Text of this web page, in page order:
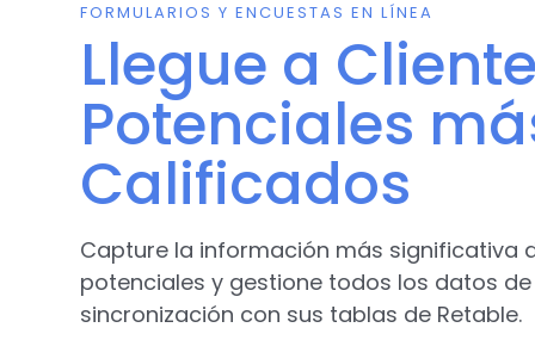
FORMULARIOS Y ENCUESTAS EN LÍNEA
Llegue a
Potenciales
Calificados
Capture la información más significativa
potenciales y gestione todos los datos
sincronización con sus tablas de Retable.